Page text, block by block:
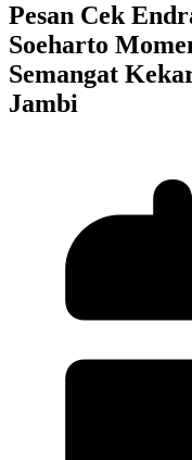
Pesan Cek
Soeharto
Semangat
Jambi